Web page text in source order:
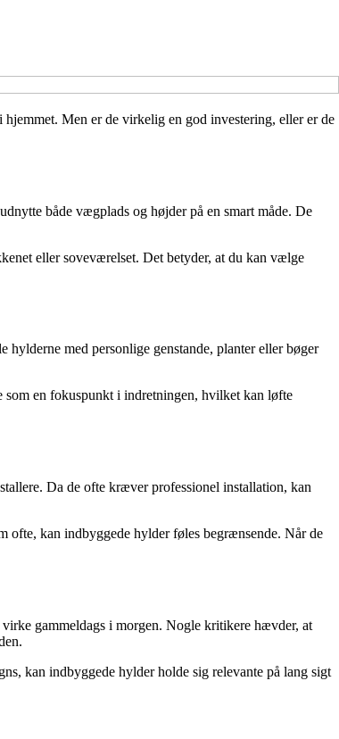
Men er de virkelig en god investering, eller er de
både vægplads og højder på en smart måde. De
eller soveværelset. Det betyder, at du kan vælge
med personlige genstande, planter eller bøger
som en fokuspunkt i indretningen, hvilket kan løfte
Da de ofte kræver professionel installation, kan
kan indbyggede hylder føles begrænsende. Når de
gammeldags i morgen. Nogle kritikere hævder, at
kan indbyggede hylder holde sig relevante på lang sigt